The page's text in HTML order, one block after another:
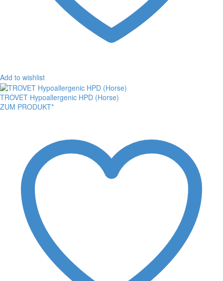
Add to wishlist
TROVET Hypoallergenic HPD (Horse)
ZUM PRODUKT*